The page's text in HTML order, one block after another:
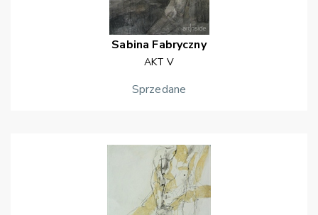
Sabina Fabryczny
AKT V
Sprzedane